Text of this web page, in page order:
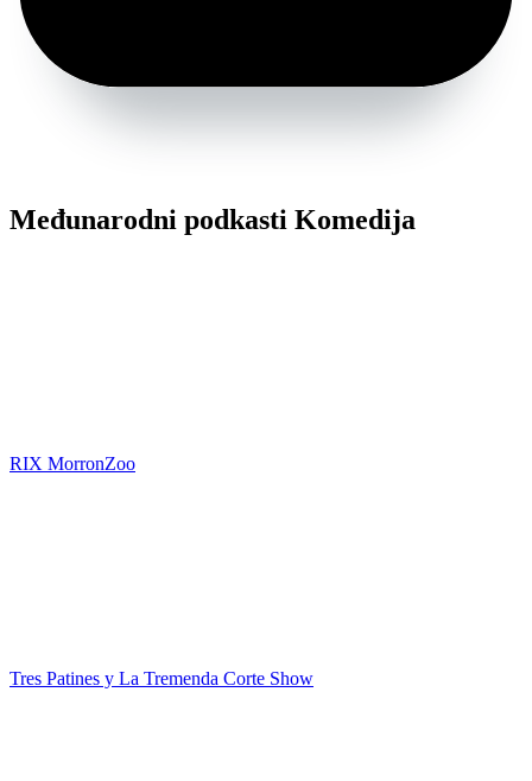
Međunarodni podkasti Komedija
RIX MorronZoo
Tres Patines y La Tremenda Corte Show